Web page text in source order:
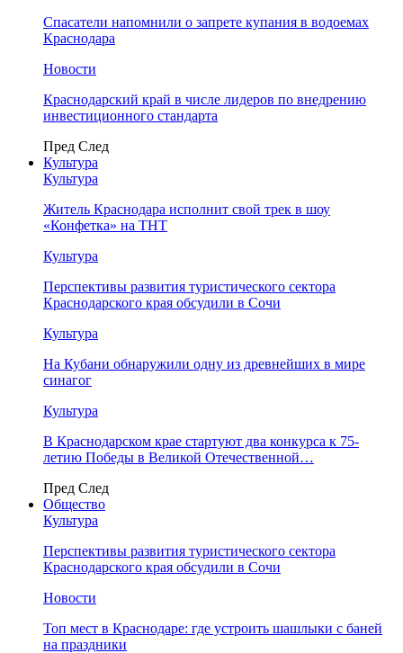
Спасатели напомнили о запрете купания в водоемах
Краснодара
Новости
Краснодарский край в числе лидеров по внедрению
инвестиционного стандарта
Пред След
Культура
Культура
Житель Краснодара исполнит свой трек в шоу
«Конфетка» на ТНТ
Культура
Перспективы развития туристического сектора
Краснодарского края обсудили в Сочи
Культура
На Кубани обнаружили одну из древнейших в мире
синагог
Культура
В Краснодарском крае стартуют два конкурса к 75-
летию Победы в Великой Отечественной…
Пред След
Общество
Культура
Перспективы развития туристического сектора
Краснодарского края обсудили в Сочи
Новости
Топ мест в Краснодаре: где устроить шашлыки с баней
на праздники